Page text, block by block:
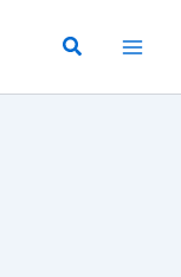
Buscar